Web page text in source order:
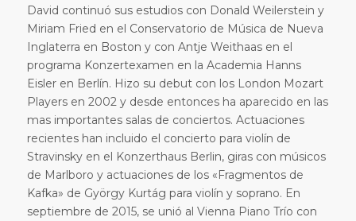
David continuó sus estudios con Donald Weilerstein y
Miriam Fried en el Conservatorio de Música de Nueva
Inglaterra en Boston y con Antje Weithaas en el
programa Konzertexamen en la Academia Hanns
Eisler en Berlín. Hizo su debut con los London Mozart
Players en 2002 y desde entonces ha aparecido en las
mas importantes salas de conciertos. Actuaciones
recientes han incluido el concierto para violín de
Stravinsky en el Konzerthaus Berlin, giras con músicos
de Marlboro y actuaciones de los «Fragmentos de
Kafka» de György Kurtág para violín y soprano. En
septiembre de 2015, se unió al Vienna Piano Trío con